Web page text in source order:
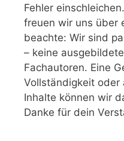
Fehler
freuen wir uns über
beachte: Wir sind
– keine
Fachautoren. Eine
Vollständigkeit oder
Inhalte können wir
Danke für dein